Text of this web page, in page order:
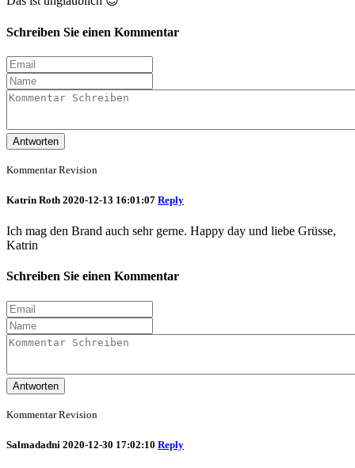
Schreiben Sie einen Kommentar
Antworten
Kommentar Revision
Katrin Roth 2020-12-13 16:01:07 Reply
Ich mag den Brand auch sehr gerne. Happy day und liebe Grüsse,
Katrin
Schreiben Sie einen Kommentar
Antworten
Kommentar Revision
Salmadadni 2020-12-30 17:02:10 Reply